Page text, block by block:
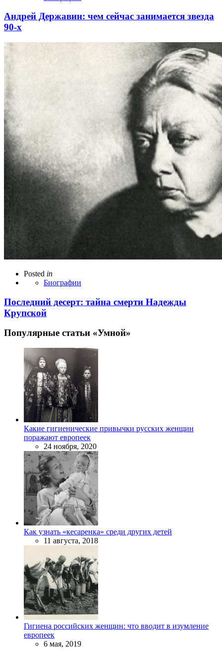
Андрей Державин: чем сейчас занимается звезда
90-х
Posted in
Биографии
Последний десерт: тайна смерти Надежды
Крупской
Популярные статьи «Умной»
Какие гигиенические привычки русских женщин
поражают европеек
24 ноября, 2020
Как узнать «кесаренка» среди других детей
11 августа, 2018
Гигиена российских женщин: что вводит в изумление
европеек
6 мая, 2019